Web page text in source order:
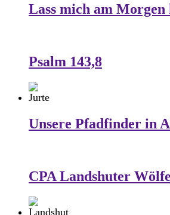
Lass mich am Morgen
Psalm 143,8
Unsere Pfadfinder in
CPA Landshuter Wölfe